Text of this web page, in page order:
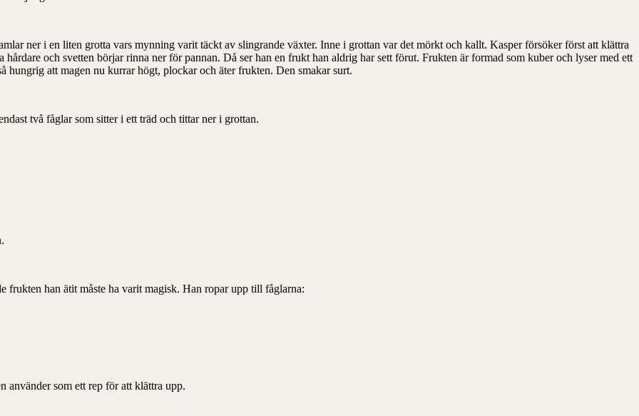
ner i en liten grotta vars mynning varit täckt av slingrande växter. Inne i grottan var det mörkt och kallt. Kasper försöker först att klättra
och svetten börjar rinna ner för pannan. Då ser han en frukt han aldrig har sett förut. Frukten är formad som kuber och lyser med ett
hungrig att magen nu kurrar högt, plockar och äter frukten. Den smakar surt.
två fåglar som sitter i ett träd och tittar ner i grottan.
frukten han ätit måste ha varit magisk. Han ropar upp till fåglarna:
använder som ett rep för att klättra upp.